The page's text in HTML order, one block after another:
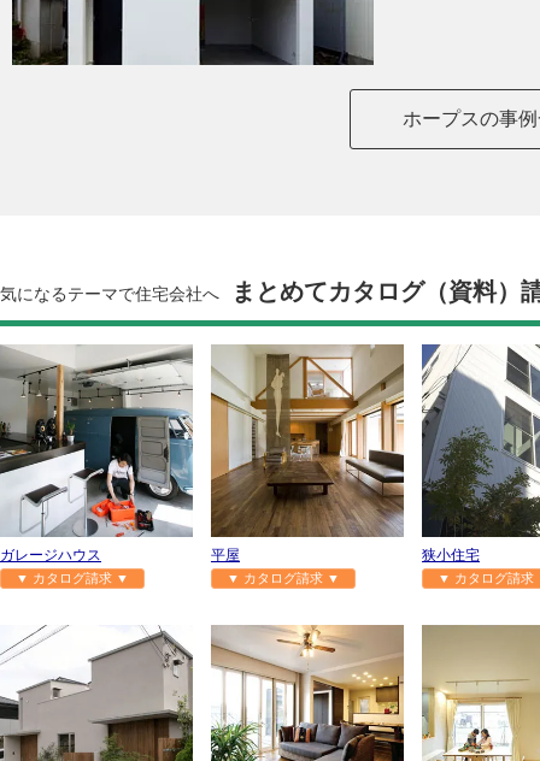
ホープスの事
気になるテーマで住宅会社へ まとめてカタログ（資料）
ガレージハウス
▼ カタログ請求 ▼
平屋
▼ カタログ請求 ▼
狭小住宅
▼ カタログ請